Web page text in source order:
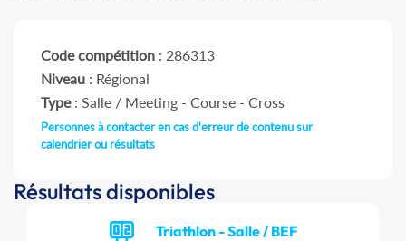
Code compétition : 286313
Niveau : Régional
Type: Salle / Meeting - Course - Cross
Personnes à contacter en cas d'erreur de contenu sur
calendrier ou résultats
Résultats disponibles
Triathlon - Salle / BEF